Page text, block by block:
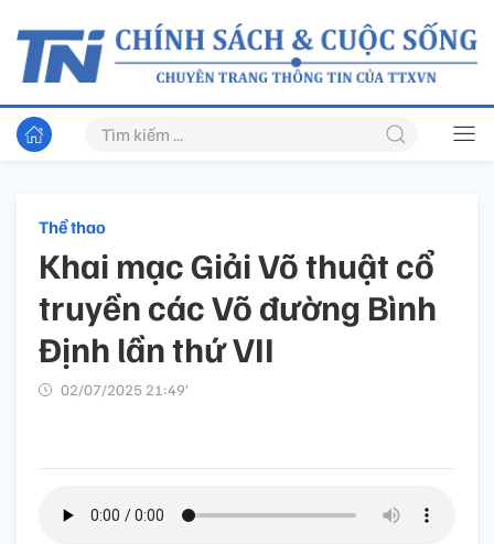
Thể thao
Khai mạc Giải Võ thuật cổ
truyền các Võ đường Bình
Định lần thứ VII
02/07/2025 21:49’